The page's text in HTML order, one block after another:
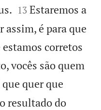


13 Estaremos a
assim, é para que
estamos corretos
vocês são quem
que quer que
resultado do